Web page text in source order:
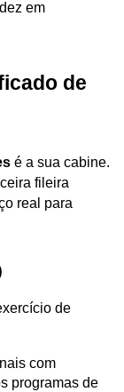
em
de
é a sua cabine.
fileira
real para
de
com
programas de